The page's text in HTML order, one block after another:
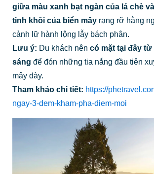
giữa màu xanh bạt ngàn của lá chè
tinh khôi của biển mâyrạng rỡ hằng
cảnh lữ hành lộng lẫy bách phân.
Lưu ý: Du khách nên có mặt tại đây từ
sáng để đón những tia nắng đầu tiên
mây dày.
Tham khảo chi tiết: https://
ngay-3-dem-kham-pha-diem-moi